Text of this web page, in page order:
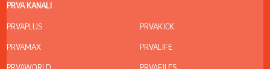
PRVA KANALI
PRVAPLUS
PRVAMAX
PRVAKICK
PRVALIFE